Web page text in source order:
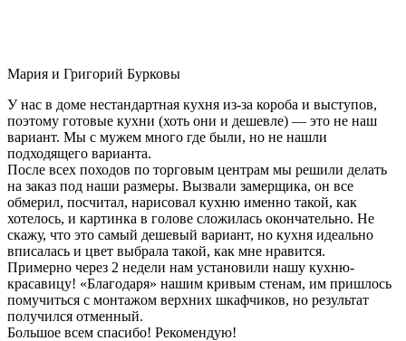
Мария и Григорий Бурковы
У нас в доме нестандартная кухня из-за короба и выступов,
поэтому готовые кухни (хоть они и дешевле) — это не наш
вариант. Мы с мужем много где были, но не нашли
подходящего варианта.
После всех походов по торговым центрам мы решили делать
на заказ под наши размеры. Вызвали замерщика, он все
обмерил, посчитал, нарисовал кухню именно такой, как
хотелось, и картинка в голове сложилась окончательно. Не
скажу, что это самый дешевый вариант, но кухня идеально
вписалась и цвет выбрала такой, как мне нравится.
Примерно через 2 недели нам установили нашу кухню-
красавицу! «Благодаря» нашим кривым стенам, им пришлось
помучиться с монтажом верхних шкафчиков, но результат
получился отменный.
Большое всем спасибо! Рекомендую!